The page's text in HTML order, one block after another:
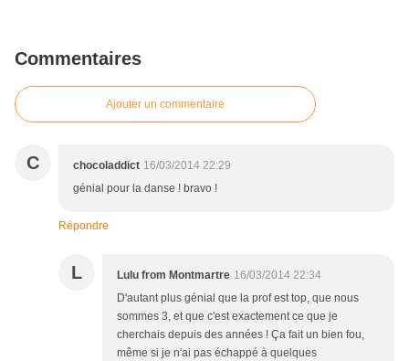
Commentaires
Ajouter un commentaire
C chocoladdict 16/03/2014 22:29
génial pour la danse ! bravo !
Répondre
L Lulu from Montmartre 16/03/2014 22:34
D'autant plus génial que la prof est top, que nous
sommes 3, et que c'est exactement ce que je
cherchais depuis des années ! Ça fait un bien fou,
même si je n'ai pas échappé à quelques